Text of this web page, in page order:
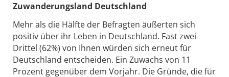
Zuwanderungsland Deutschland
Mehr als die Hälfte der Befragten äußerten sich
positiv über ihr Leben in Deutschland. Fast zwei
Drittel (62%) von Ihnen würden sich erneut für
Deutschland entscheiden. Ein Zuwachs von 11
Prozent gegenüber dem Vorjahr. Die Gründe, die für